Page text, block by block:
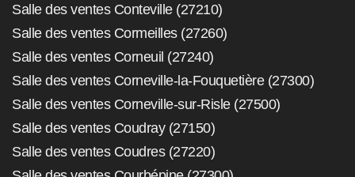
Salle des ventes Conteville (27210)
Salle des ventes Cormeilles (27260)
Salle des ventes Corneuil (27240)
Salle des ventes Corneville-la-Fouquetière (27300)
Salle des ventes Corneville-sur-Risle (27500)
Salle des ventes Coudray (27150)
Salle des ventes Coudres (27220)